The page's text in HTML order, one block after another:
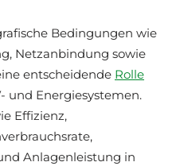
Bedingungen wie
Netzanbindung sowie
entscheidende Rolle
und Energiesystemen.
Effizienz,
Anlagenleistung in